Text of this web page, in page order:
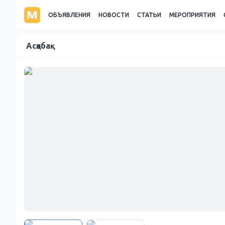
ОБЪЯВЛЕНИЯ НОВОСТИ СТАТЬИ МЕРОПРИЯТИЯ
Асқабақ